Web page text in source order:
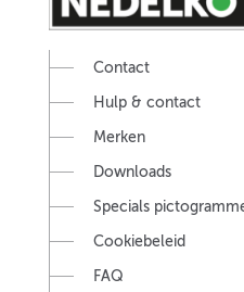
Contact
Hulp & contact
Merken
Downloads
Specials
Cookiebeleid
FAQ